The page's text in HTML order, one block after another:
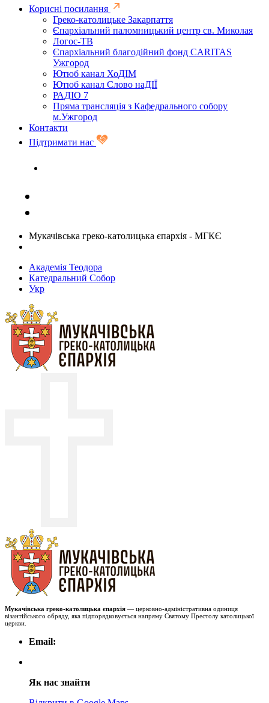
Корисні посилання
Греко-католицьке Закарпаття
Єпархіальний паломницький центр св. Миколая
Логос-ТВ
Єпархіальний благодійний фонд CARITAS
Ужгород
Ютюб канал ХоДІМ
Ютюб канал Слово наДІЇ
РАДІО 7
Пряма трансляція з Кафедрального собору
м.Ужгород
Контакти
Підтримати нас
Мукачівська греко-католицька єпархія - МГКЄ
Академія Теодора
Катедральний Собор
Укр
Мукачівська греко-католицька єпархія — церковно-адміністративна одиниця
візантійського обряду, яка підпорядковується напряму Святому Престолу католицької
церкви.
Email:
Як нас знайти